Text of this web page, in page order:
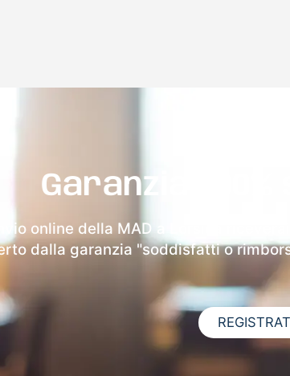
Garanzia 100%
online della MAD a Lorsica
dalla garanzia "soddisfatti o